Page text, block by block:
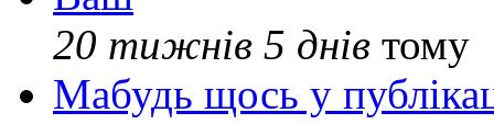
20 тижнів 5 днів тому
Мабудь щось у